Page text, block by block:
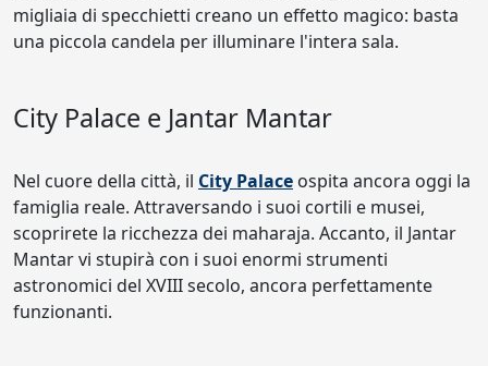
migliaia di specchietti creano un effetto magico: basta
una piccola candela per illuminare l'intera sala.
City Palace e Jantar Mantar
Nel cuore della città, il City Palace ospita ancora oggi la
famiglia reale. Attraversando i suoi cortili e musei,
scoprirete la ricchezza dei maharaja. Accanto, il Jantar
Mantar vi stupirà con i suoi enormi strumenti
astronomici del XVIII secolo, ancora perfettamente
funzionanti.